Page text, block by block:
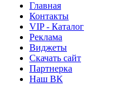
Главная
Контакты
VIP - Каталог
Реклама
Виджеты
Скачать сайт
Партнерка
Наш ВК